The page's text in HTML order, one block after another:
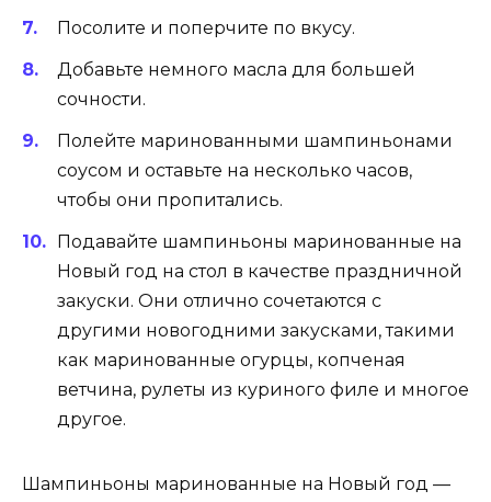
Посолите и поперчите по вкусу.
Добавьте немного масла для большей
сочности.
Полейте маринованными шампиньонами
соусом и оставьте на несколько часов,
чтобы они пропитались.
Подавайте шампиньоны маринованные на
Новый год на стол в качестве праздничной
закуски. Они отлично сочетаются с
другими новогодними закусками, такими
как маринованные огурцы, копченая
ветчина, рулеты из куриного филе и многое
другое.
Шампиньоны маринованные на Новый год —